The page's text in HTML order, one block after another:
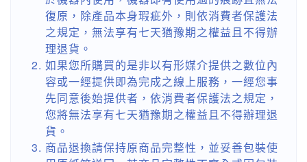
復原，除產品本身瑕疵外，則依消費者保護法
之規定，無法享有七天猶豫期之權益且不得辦
理退貨。
如果您所購買的是非以有形媒介提供之數位內
容或一經提供即為完成之線上服務，一經您事
先同意後始提供者，依消費者保護法之規定，
您將無法享有七天猶豫期之權益且不得辦理退
貨。
商品退換請保持原商品完整性，並妥善包裝使